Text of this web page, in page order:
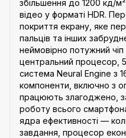
збільшення до 1200 кд/
відео у форматі HDR.
покриття екрану, яке
пальців та інших
неймовірно потужний
центральний процесор,
система Neural Engine з
компоненти, включно з
працюють злагоджено,
роботу всього
ядра ефективності —
завдання, процесор